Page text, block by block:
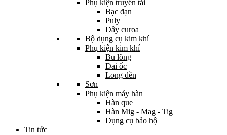
Phụ kiện truyền tải
Bạc đạn
Puly
Dây curoa
Bộ dụng cụ kim khí
Phụ kiện kim khí
Bu lông
Đai ốc
Long đền
Sơn
Phụ kiện máy hàn
Hàn que
Hàn Mig - Mag - Tig
Dụng cụ bảo hộ
Tin tức